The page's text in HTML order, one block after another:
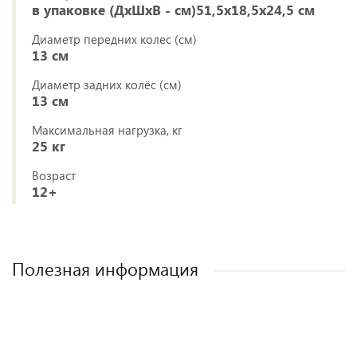
в упаковке (ДхШхВ - см)51,5х18,5х24,5 см
Диаметр передних колес (см)
13 см
Диаметр задних колёс (см)
13 см
Максимальная нагрузка, кг
25 кг
Возраст
12+
Полезная информация